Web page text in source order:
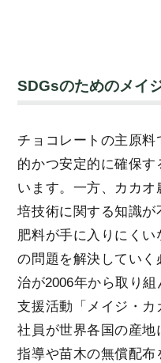
SDGsのためのメイ
チョコレートの主原
的かつ安定的に確保
います。一方、カカ
培技術に関する知識
肥料が手に入りにく
の問題を解決してい
治が2006年から取り
支援活動「メイジ・
社員が世界各国の産
指導や苗木の無償配